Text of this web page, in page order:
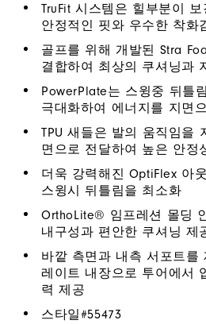
TruFit 시스템은 힐부분이
안정적인 핏와 우수한 착화
골프를 위해 개발된 Stra
결합하여 최상의 쿠셔닝과
PowerPlate는 스윙중 뒤틀
극대화하여 에너지를 지면
TPU 새들은 발의 움직임을
면으로 전달하여 높은 안정
더욱 강력해진 OptiFlex 아
스윙시 뒤틀림을 최소화
OrthoLite® 임프레션 몰딩
내구성과 편안한 쿠셔닝 제
바깥 측면과 내측 서포트를
레이트 내장으로 투어에서
력 제공
스타일#55473